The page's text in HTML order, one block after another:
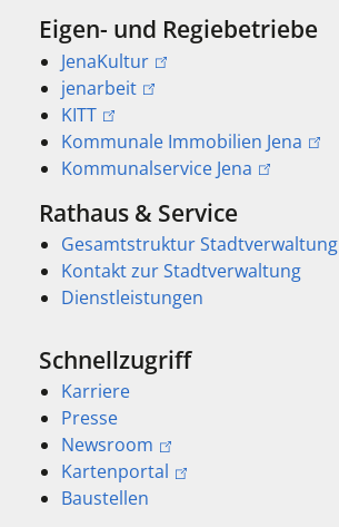
Eigen- und Regiebetriebe
JenaKultur
jenarbeit
KITT
Kommunale Immobilien Jena
Kommunalservice Jena
Rathaus & Service
Gesamtstruktur Stadtverwaltung
Kontakt zur Stadtverwaltung
Dienstleistungen
Schnellzugriff
Karriere
Presse
Newsroom
Kartenportal
Baustellen